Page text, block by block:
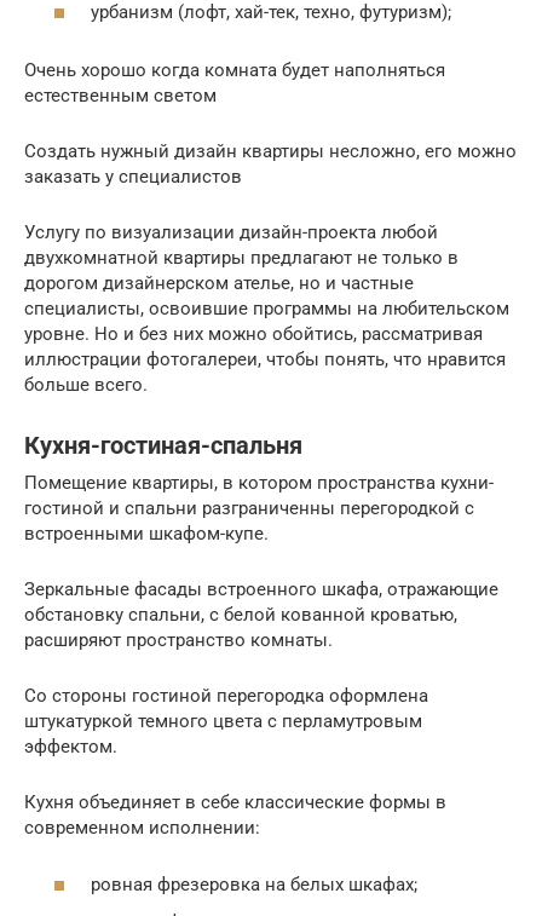
урбанизм (лофт, хай-тек, техно, футуризм);
Очень хорошо когда комната будет наполняться
естественным светом
Создать нужный дизайн квартиры несложно, его можно
заказать у специалистов
Услугу по визуализации дизайн-проекта любой
двухкомнатной квартиры предлагают не только в
дорогом дизайнерском ателье, но и частные
специалисты, освоившие программы на любительском
уровне. Но и без них можно обойтись, рассматривая
иллюстрации фотогалереи, чтобы понять, что нравится
больше всего.
Кухня-гостиная-спальня
Помещение квартиры, в котором пространства кухни-
гостиной и спальни разграниченны перегородкой с
встроенными шкафом-купе.
Зеркальные фасады встроенного шкафа, отражающие
обстановку спальни, с белой кованной кроватью,
расширяют пространство комнаты.
Со стороны гостиной перегородка оформлена
штукатуркой темного цвета с перламутровым
эффектом.
Кухня объединяет в себе классические формы в
современном исполнении:
ровная фрезеровка на белых шкафах;